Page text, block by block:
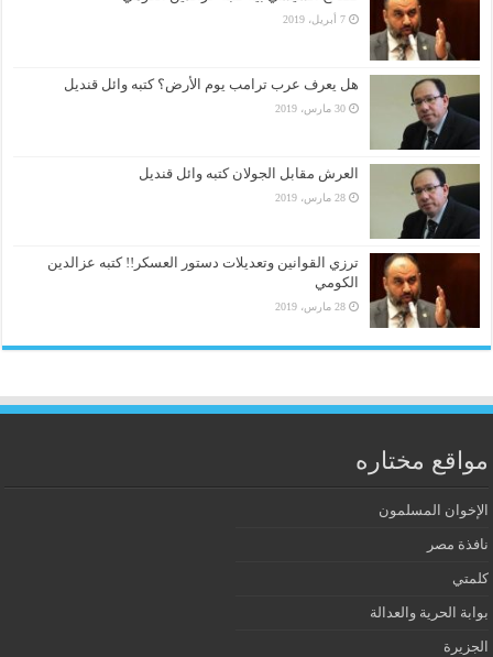
7 أبريل، 2019
هل يعرف عرب ترامب يوم الأرض؟ كتبه وائل قنديل
30 مارس، 2019
العرش مقابل الجولان كتبه وائل قنديل
28 مارس، 2019
ترزي القوانين وتعديلات دستور العسكر!! كتبه عزالدين
الكومي
28 مارس، 2019
مواقع مختاره
الإخوان المسلمون
نافذة مصر
كلمتي
بوابة الحرية والعدالة
الجزيرة